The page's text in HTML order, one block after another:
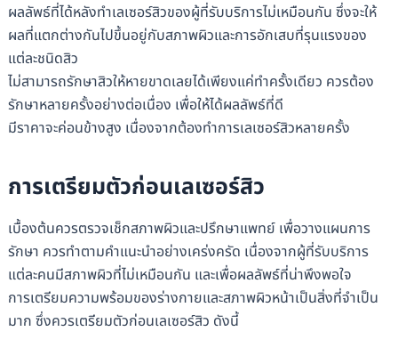
ผลลัพธ์ที่ได้หลังทำเลเซอร์สิวของผู้ที่รับบริการไม่เหมือนกัน ซึ่งจะให้
ผลที่แตกต่างกันไปขึ้นอยู่กับสภาพผิวและการอักเสบที่รุนแรงของ
แต่ละชนิดสิว
ไม่สามารถรักษาสิวให้หายขาดเลยได้เพียงแค่ทำครั้งเดียว ควรต้อง
รักษาหลายครั้งอย่างต่อเนื่อง เพื่อให้ได้ผลลัพธ์ที่ดี
มีราคาจะค่อนข้างสูง เนื่องจากต้องทำการเลเซอร์สิวหลายครั้ง
การเตรียมตัวก่อนเลเซอร์สิว
เบื้องต้นควรตรวจเช็กสภาพผิวและปรึกษาแพทย์ เพื่อวางแผนการ
รักษา ควรทำตามคำแนะนำอย่างเคร่งครัด เนื่องจากผู้ที่รับบริการ
แต่ละคนมีสภาพผิวที่ไม่เหมือนกัน และเพื่อผลลัพธ์ที่น่าพึงพอใจ
การเตรียมความพร้อมของร่างกายและสภาพผิวหน้าเป็นสิ่งที่จำเป็น
มาก ซึ่งควรเตรียมตัวก่อนเลเซอร์สิว ดังนี้